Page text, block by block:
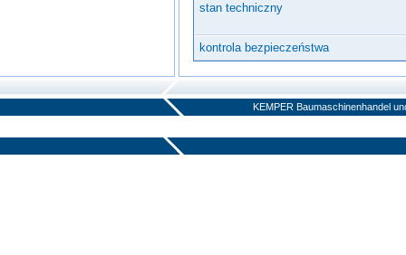
stan techniczny
kontrola bezpieczeństwa
KEMPER Baumaschinenhandel